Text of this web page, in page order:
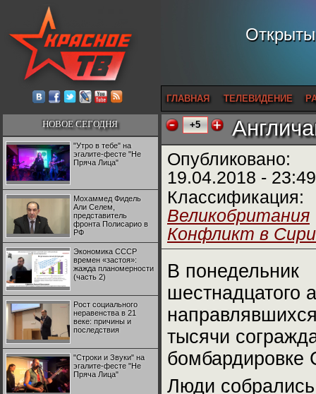
ГЛАВНАЯ ТЕЛЕВИДЕНИЕ
НОВОЕ СЕГОДНЯ
"Утро в тебе" на
эгалите-фесте "Не
Пряча Лица"
Мохаммед Фидель
Али Селем,
представитель
фронта Полисарио в
РФ
Экономика СССР
времен «застоя»:
жажда планомерности
(часть 2)
Рост социального
неравенства в 21
веке: причины и
последствия
"Строки и Звуки" на
эгалите-фесте "Не
Пряча Лица"
+5
Опубликовано:
19.04.2018 - 23:49
Классификация:
Великобритания
Конфликт в
В понедельник
шестнадцатого
тысячи
бомбардировке
Люди